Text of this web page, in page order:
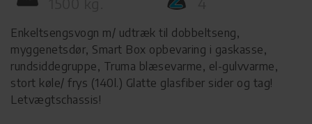
Enkeltsengsvogn m/ udtræk til dobbeltseng,
myggenetsdør, Smart Box opbevaring i gaskasse,
rundsiddegruppe, Truma blæsevarme, el-gulvvarme,
stort køle/ frys (140l.) Glatte glasfiber sider og tag!
Letvægtschassis!